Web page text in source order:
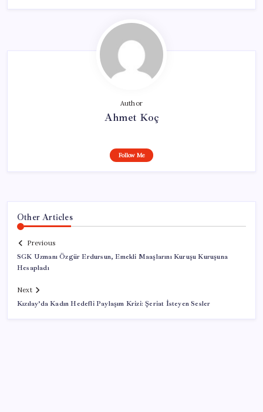
Author
Ahmet Koç
Follow Me
Other Articles
Previous
SGK Uzmanı Özgür Erdursun, Emekli Maaşlarını Kuruşu Kuruşuna
Hesapladı
Next
Kızılay’da Kadın Hedefli Paylaşım Krizi: Şeriat İsteyen Sesler